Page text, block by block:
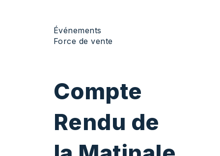
Événements
Force de vente
Compte
Rendu de